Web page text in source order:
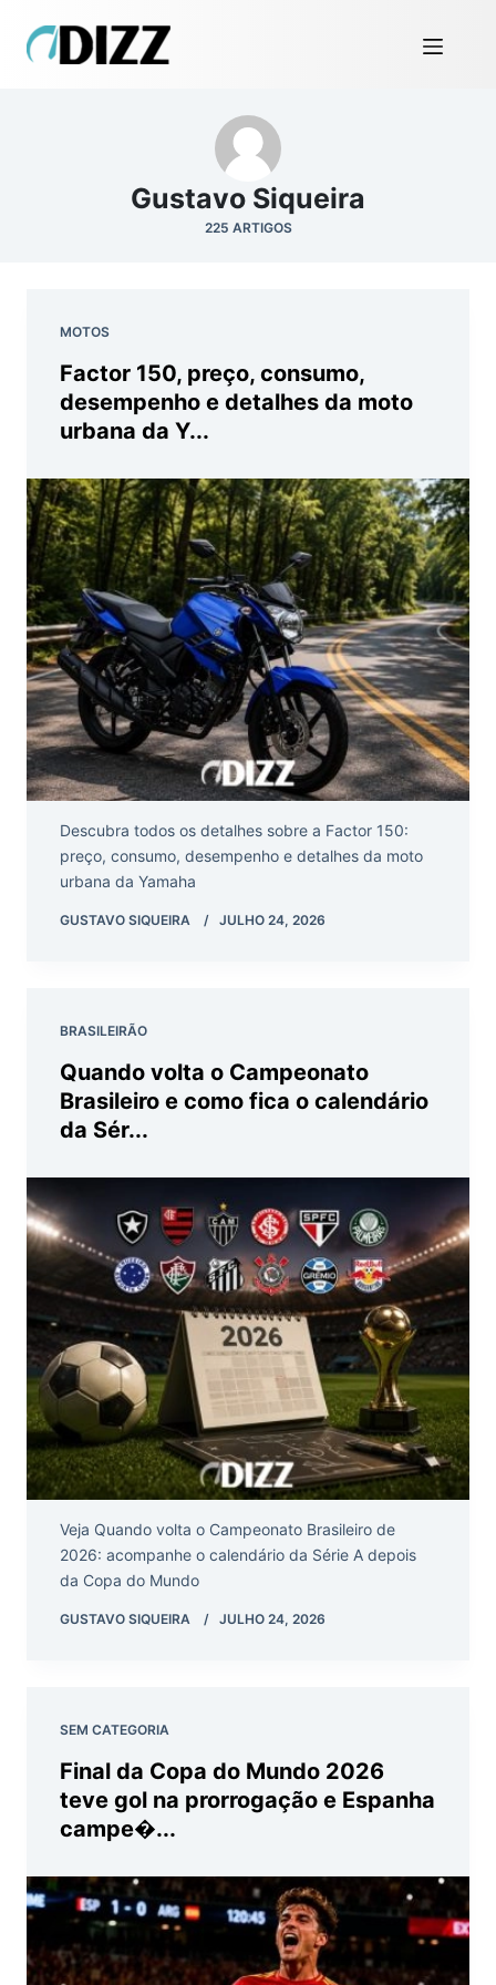
Gustavo Siqueira
225 ARTIGOS
MOTOS
Factor 150, preço, consumo,
desempenho e detalhes da moto
urbana da Y...
Descubra todos os detalhes sobre a Factor 150:
preço, consumo, desempenho e detalhes da moto
urbana da Yamaha
GUSTAVO SIQUEIRA JULHO 24, 2026
BRASILEIRÃO
Quando volta o Campeonato
Brasileiro e como fica o calendário
da Sér...
Veja Quando volta o Campeonato Brasileiro de
2026: acompanhe o calendário da Série A depois
da Copa do Mundo
GUSTAVO SIQUEIRA JULHO 24, 2026
SEM CATEGORIA
Final da Copa do Mundo 2026
teve gol na prorrogação e Espanha
campe�...